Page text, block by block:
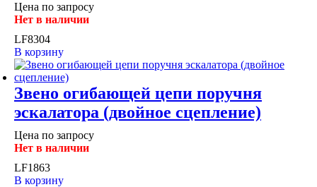
Цена по запросу
Нет в наличии
LF8304
В корзину
Звено огибающей цепи поручня
эскалатора (двойное сцепление)
Цена по запросу
Нет в наличии
LF1863
В корзину